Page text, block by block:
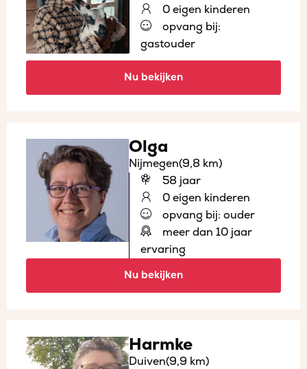
0 eigen kinderen
opvang bij:
gastouder
Nu bekijken
Olga
Nijmegen(9,8 km)
58 jaar
0 eigen kinderen
opvang bij: ouder
meer dan 10 jaar
ervaring
Nu bekijken
Harmke
Duiven(9,9 km)